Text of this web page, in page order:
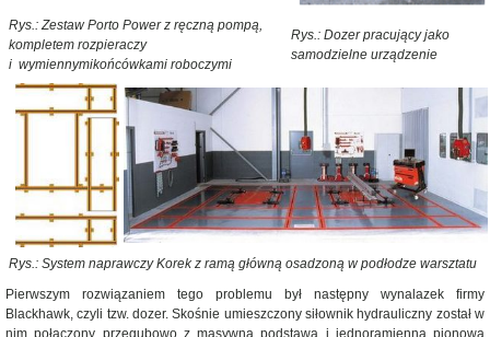
Rys.: Zestaw Porto Power z ręczną pompą,
kompletem rozpieraczy
i wymiennymikońcówkami roboczymi
Rys.: Dozer pracujący jako
samodzielne urządzenie
Rys.: System naprawczy Korek z ramą główną osadzoną w podłodze warsztatu
Pierwszym rozwiązaniem tego problemu był następny wynalazek firmy
Blackhawk, czyli tzw. dozer. Skośnie umieszczony siłownik hydrauliczny został w
nim połączony przegubowo z masywną podstawą i jednoramienną pionową